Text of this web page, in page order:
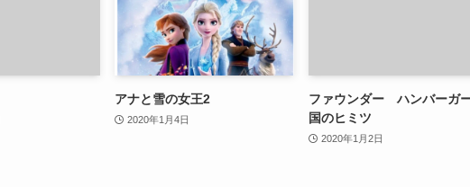
アナと雪の女王2
2020年1月4日
ファウンダー ハンバーガ
国のヒミツ
2020年1月2日